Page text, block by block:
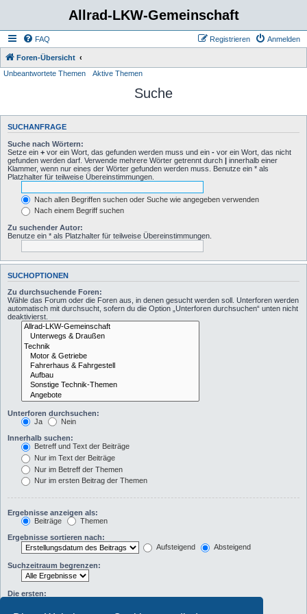
Allrad-LKW-Gemeinschaft
FAQ Anmelden
Registrieren
Foren-Übersicht
Unbeantwortete Themen
Aktive Themen
Suche
SUCHANFRAGE
Suche nach Wörtern:
Setze ein + vor ein Wort, das gefunden werden muss und ein - vor ein Wort, das nicht
gefunden werden darf. Verwende mehrere Wörter getrennt durch | innerhalb einer
Klammer, wenn nur eines der Wörter gefunden werden muss. Benutze ein * als
Platzhalter für teilweise Übereinstimmungen.
Nach allen Begriffen suchen oder Suche wie angegeben verwenden
Nach einem Begriff suchen
Zu suchender Autor:
Benutze ein * als Platzhalter für teilweise Übereinstimmungen.
SUCHOPTIONEN
Zu durchsuchende Foren:
Wähle das Forum oder die Foren aus, in denen gesucht werden soll. Unterforen werden
automatisch mit durchsucht, sofern du die Option „Unterforen durchsuchen“ unten nicht
deaktivierst.
Unterforen durchsuchen:
Ja
Nein
Innerhalb suchen:
Betreff und Text der Beiträge
Nur im Text der Beiträge
Nur im Betreff der Themen
Nur im ersten Beitrag der Themen
Ergebnisse anzeigen als:
Beiträge
Themen
Ergebnisse sortieren nach:
Aufsteigend
Absteigend
Suchzeitraum begrenzen:
Die ersten: